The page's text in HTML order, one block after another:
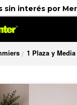
sin interés por
/ 1 Plaza y Media